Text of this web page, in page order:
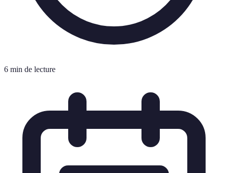
6 min de lecture